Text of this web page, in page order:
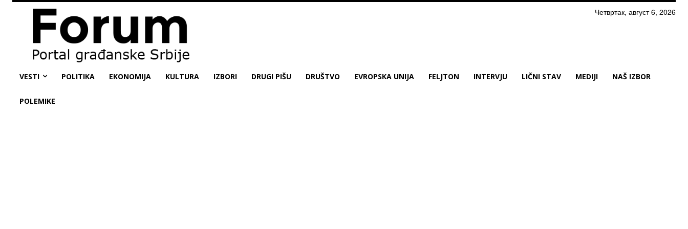
Четвртак, август 6, 2026
VESTI POLITIKA EKONOMIJA KULTURA IZBORI DRUGI PIŠU DRUŠTVO EVROPSKA UNIJA FELJTON INTERVJU LIČNI STAV MEDIJI NAŠ IZBOR
POLEMIKE